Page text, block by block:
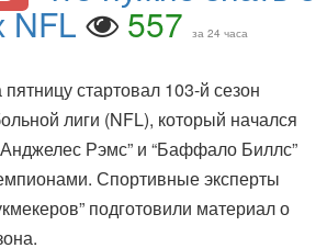
NFL 557 за 24 часа
стартовал 103-й сезон
лиги (NFL), который начался
Рэмс” и “Баффало Биллс”
Спортивные эксперты
подготовили материал о